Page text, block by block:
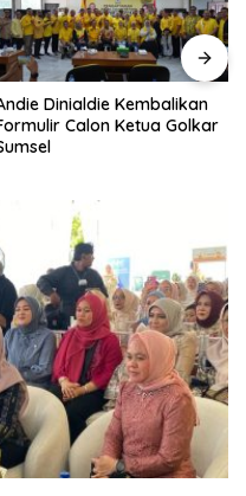
Dinialdie Kembalikan
Calon Ketua Golkar